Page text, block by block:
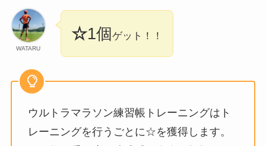
WATARU
☆1個ゲット！！
ウルトラマラソン練習帳トレーニングはト
レーニングを行うごとに☆を獲得します。